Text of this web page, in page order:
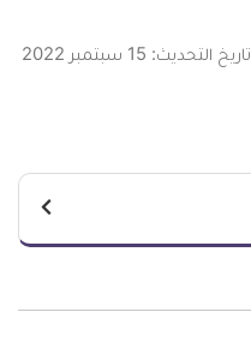
تاريخ التحديث: 15 سبتمبر 2022